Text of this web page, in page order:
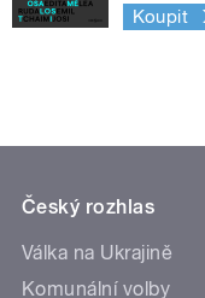
Koupit
Český rozhlas
Válka na Ukrajině
Komunální volby